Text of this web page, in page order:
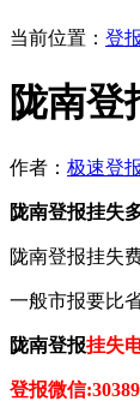
当前位置： 登
陇南登
作者： 极速登
陇南登报挂失
陇南登报挂失
一般市报要比
陇南登报挂失
登报微信